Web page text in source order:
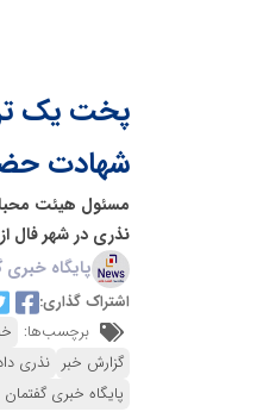
پخت یک
شهادت
نذری در شهر فال
پایگاه
اشتراک گذاری:
برچسب‌ها:
گزارش خبر نذری
پایگاه خبری